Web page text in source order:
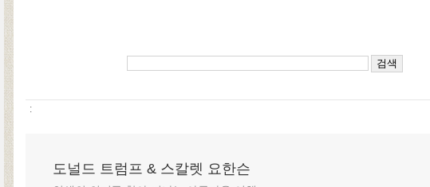
:
도널드 트럼프 & 스칼렛 요한슨